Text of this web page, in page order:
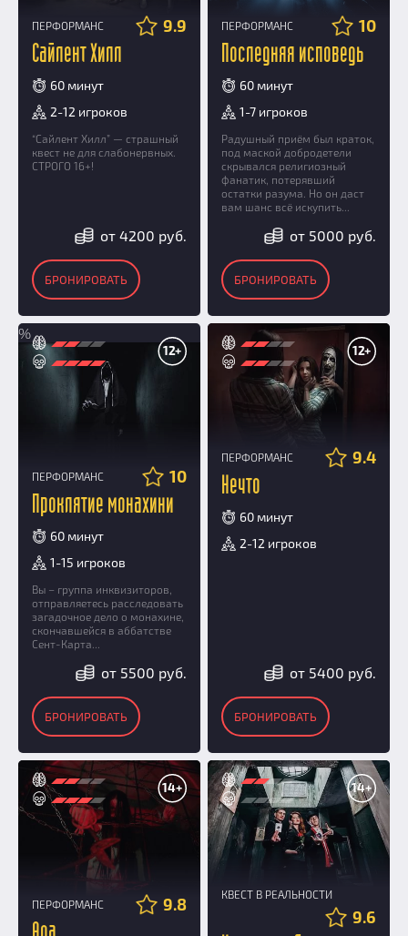
ПЕРФОРМАНС 9.9
Сайлент Хилл
60 минут
2-12 игроков
“Сайлент Хилл” — страшный
квест не для слабонервных.
СТРОГО 16+!
от 4200 руб.
БРОНИРОВАТЬ
ПЕРФОРМАНС 10
Последняя исповедь
60 минут
1-7 игроков
Радушный приём был краток,
под маской добродетели
скрывался религиозный
фанатик, потерявший
остатки разума. Но он даст
вам шанс всё искупить...
от 5000 руб.
БРОНИРОВАТЬ
%
12+
ПЕРФОРМАНС 10
Проклятие монахини
60 минут
1-15 игроков
Вы – группа инквизиторов,
отправляетесь расследовать
загадочное дело о монахине,
скончавшейся в аббатстве
Сент-Карта...
от 5500 руб.
БРОНИРОВАТЬ
12+
ПЕРФОРМАНС 9.4
Нечто
60 минут
2-12 игроков
от 5400 руб.
БРОНИРОВАТЬ
14+
ПЕРФОРМАНС 9.8
14+
КВЕСТ В РЕАЛЬНОСТИ
9.6